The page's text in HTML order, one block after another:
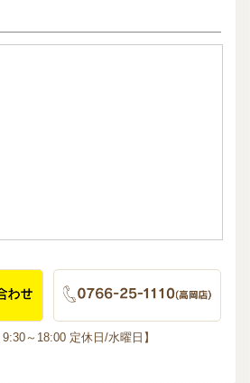
9:30～18:00 定休日/水曜日】